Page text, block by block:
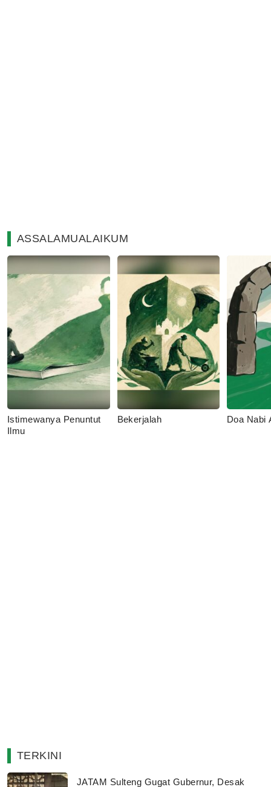
ASSALAMUALAIKUM
Istimewanya Penuntut
Ilmu
Bekerjalah Doa Nabi
TERKINI
JATAM Sulteng Gugat Gubernur, Desak